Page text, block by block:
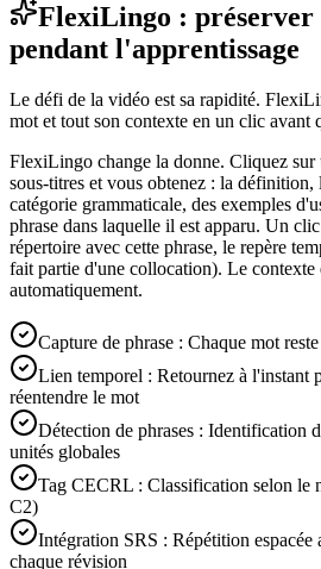
FlexiLingo : préserver
pendant l'apprentissage
Le défi de la vidéo est sa rapidité.
mot et tout son contexte en un clic avant
FlexiLingo change la donne. Cliquez sur
sous-titres et vous obtenez : la
catégorie grammaticale, des exemples
phrase dans laquelle il est apparu. Un
répertoire avec cette phrase, le repère
fait partie d'une collocation). Le contexte
automatiquement.
Capture de phrase : Chaque mot
Lien temporel : Retournez à l'instant
réentendre le mot
Détection de phrases : Identification
unités globales
Tag CECRL : Classification selon le
C2)
Intégration SRS : Répétition espacée
chaque révision